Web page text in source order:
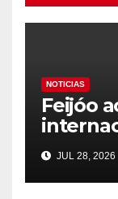
NOTICIAS
Feijóo
JUL 28, 2026